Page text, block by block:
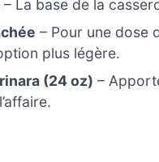
– La base de la
– Pour une dose
plus légère.
(24 oz) –